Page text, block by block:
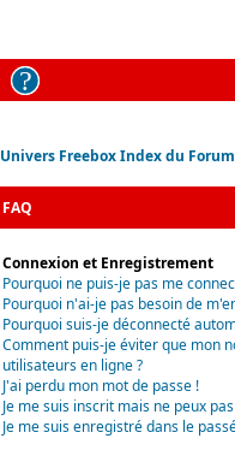
Univers Freebox Index du Forum
FAQ
Connexion et Enregistrement
Pourquoi ne puis-je pas me
Pourquoi n'ai-je pas besoin de
Pourquoi suis-je déconnecté
Comment puis-je éviter que mon
utilisateurs en ligne ?
J'ai perdu mon mot de passe !
Je me suis inscrit mais ne peux
Je me suis enregistré dans le